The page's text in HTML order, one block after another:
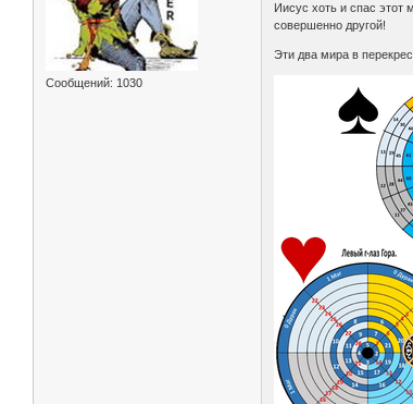
Сообщений: 1030
Иисус хоть и спас этот
совершенно другой!
Эти два мира в